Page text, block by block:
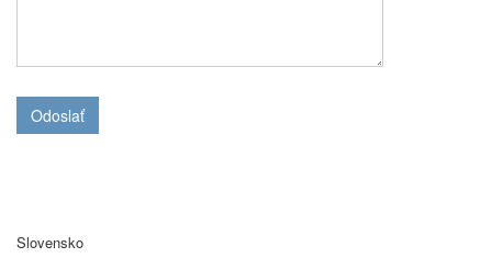
Odoslať
Slovensko